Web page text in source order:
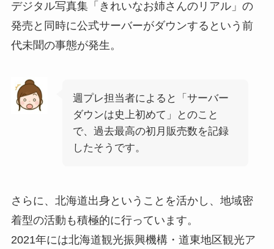
デジタル写真集「きれいなお姉さんのリアル」の
発売と同時に公式サーバーがダウンするという前
代未聞の事態が発生。
週プレ担当者によると「サーバー
ダウンは史上初めて」とのこと
で、過去最高の初月販売数を記録
したそうです。
さらに、北海道出身ということを活かし、地域密
着型の活動も積極的に行っています。
2021年には北海道観光振興機構・道東地区観光ア